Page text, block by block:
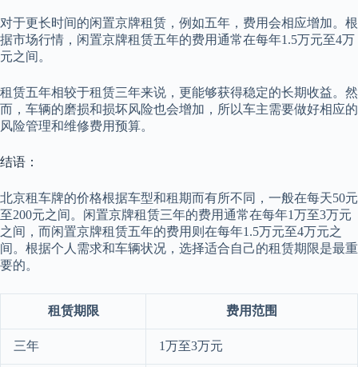
对于更长时间的闲置京牌租赁，例如五年，费用会相应增加。根
据市场行情，闲置京牌租赁五年的费用通常在每年1.5万元至4万
元之间。
租赁五年相较于租赁三年来说，更能够获得稳定的长期收益。然
而，车辆的磨损和损坏风险也会增加，所以车主需要做好相应的
风险管理和维修费用预算。
结语：
北京租车牌的价格根据车型和租期而有所不同，一般在每天50元
至200元之间。闲置京牌租赁三年的费用通常在每年1万至3万元
之间，而闲置京牌租赁五年的费用则在每年1.5万元至4万元之
间。根据个人需求和车辆状况，选择适合自己的租赁期限是最重
要的。
租赁期限 费用范围
三年 1万至3万元